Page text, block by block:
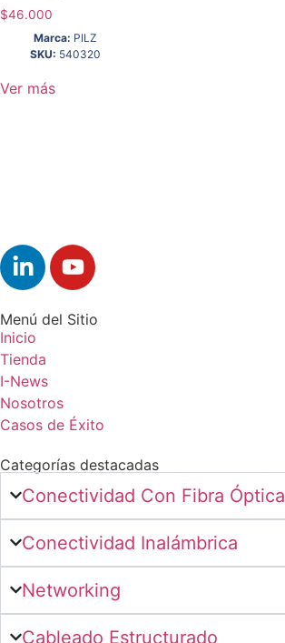
$46.000
Marca: PILZ
SKU: 540320
Ver más
Menú del Sitio
Inicio
Tienda
I-News
Nosotros
Casos de Éxito
Categorías destacadas
Conectividad Con Fibra Óptica
Conectividad Inalámbrica
Networking
Cableado Estructurado